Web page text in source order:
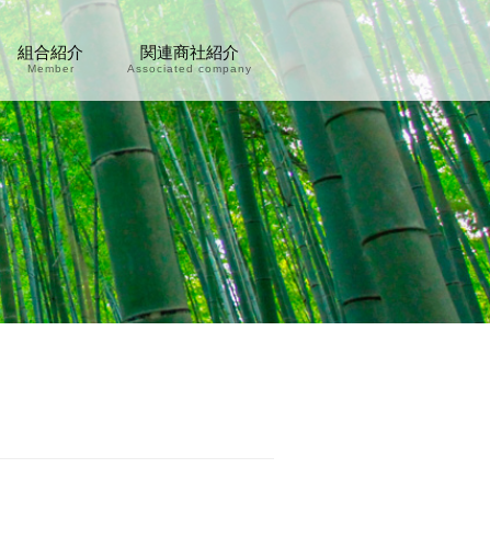
組合紹介
Member
関連商社紹介
Associated company